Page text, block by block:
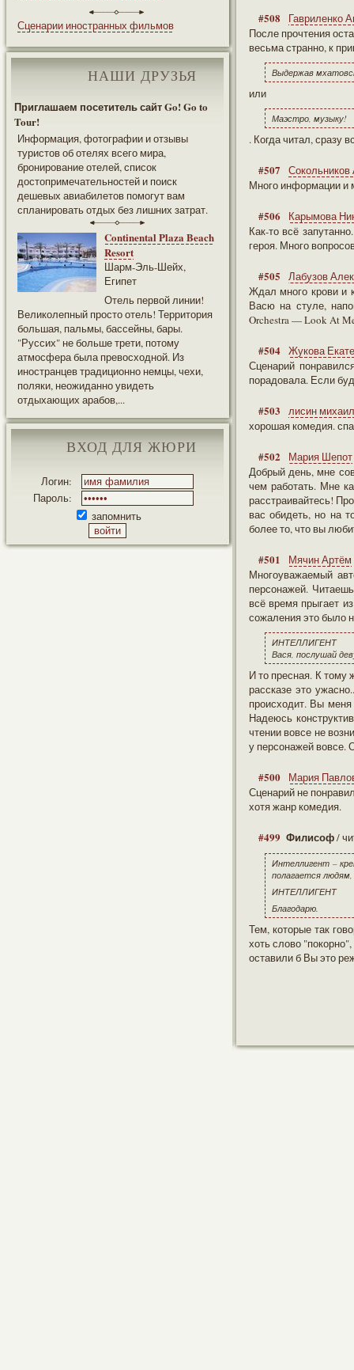
Сценарии иностранных фильмов
НАШИ ДРУЗЬЯ
Приглашаем посетитель сайт Go! Go to
Tour!
Информация, фотографии и отзывы
туристов об отелях всего мира,
бронирование отелей, список
достопримечательностей и поиск
дешевых авиабилетов помогут вам
спланировать отдых без лишних затрат.
Continental Plaza Beach
Resort
Шарм-Эль-Шейх,
Египет
Отель первой линии!
Великолепный просто отель! Территория
большая, пальмы, бассейны, бары.
"Руссих" не больше трети, потому
атмосфера была превосходной. Из
иностранцев традиционно немцы, чехи,
поляки, неожиданно увидеть
отдыхающих арабов,...
ВХОД ДЛЯ ЖЮРИ
Логин:
Пароль:
запомнить
#508
Гавриленко
После прочтения
весьма странно, к
Выдержав
или
Маэстро, музыку!
. Когда читал, сразу
#507
Сокольников
Много информации и
#506
Карымова
Как-то всё
героя. Много
#505
Лабузов
Ждал много крови и
Васю на стуле,
Orchestra — Look At
#504 Жукова
Сценарий
порадовала. Если
#503
лисин михаил
хорошая комедия.
#502
Мария Шепот
Добрый день, мне
чем работать. Мне
расстраивайтесь!
вас обидеть, но на
более то, что вы
#501
Мячин Артём
Многоуважаемый
персонажей.
всё время прыгает
сожаления это было
ИНТЕЛЛИГЕНТ
Вася, послушай
И то пресная. К тому
рассказе это
происходит. Вы
Надеюсь
чтении вовсе не
у персонажей вовсе.
#500
Мария
Сценарий не
хотя жанр комедия.
#499 Филисоф/
Интеллигент –
полагается
ИНТЕЛЛИГЕНТ
Благодарю.
Тем, которые так
хоть слово
оставили б Вы это